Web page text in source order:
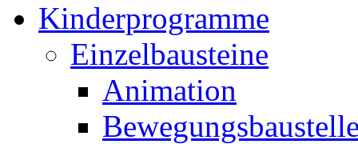
Kinderprogramme
Einzelbausteine
Animation